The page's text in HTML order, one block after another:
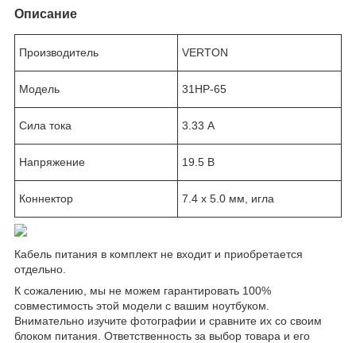
Описание
Производитель VERTON
Модель 31HP-65
Сила тока 3.33 А
Напряжение 19.5 В
Коннектор 7.4 x 5.0 мм, игла
Кабель питания в комплект не входит и приобретается
отдельно.
К сожалению, мы не можем гарантировать 100%
совместимость этой модели с вашим ноутбуком.
Внимательно изучите фотографии и сравните их со своим
блоком питания. Ответственность за выбор товара и его